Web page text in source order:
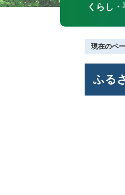
くらし・
現在のペ
ふる